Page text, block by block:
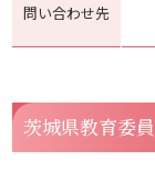
問い合わせ先
茨城県教育委